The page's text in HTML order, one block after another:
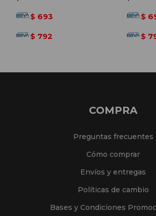
$ 693
$ 792
$
$
COMPRA
Preguntas frecuentes
Cómo comprar
Envíos y entregas
Políticas de cambio
Bases y Condiciones